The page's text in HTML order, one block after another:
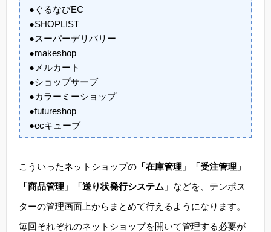
●ぐるなびEC
●SHOPLIST
●スーパーデリバリー
●makeshop
●メルカート
●ショップサーブ
●カラーミーショップ
●futureshop
●ecキューブ
こういったネットショップの 「在庫管理」「受注管理」
「商品管理」「送り状発行システム」 などを、テンポス
ターの管理画面上からまとめて行えるようになります。
毎回それぞれのネットショップを開いて管理する必要が